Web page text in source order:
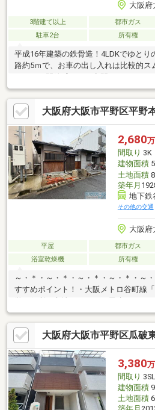
大阪府
3階建て以上 都市ガス
駐車2台
所有権
平成16年建築の鉄骨造！4LDKでゆとり
路約5ｍで、お車の出し入れは比較的ス
しめます！マイホームの購入は大きな
な買い物だからこそ不安がいっぱい。
客様の不安が解消されるまでトコトン
ること、知りたいことは全てお調べし
度でもお話をさせて頂きます。不動産
だからこそ見える点をお伝えさせて頂
急ぎ失敗したく無い方は当社までお問合
大阪府大阪市平野区平野
2,680
間取り 3K
建物面積
土地面積
築年月
地下鉄
その他の交通
大阪府
平屋 都市ガス
浴室乾燥機
所有権
～・＊・～・＊・～・＊・～・＊・～
すすめポイント！・大阪メトロ谷町線
で家事もしやすく、スムーズに動けま
校まで徒歩12分、大阪市立摂陽中学校
登下校も安心♪・IHコンロなのでお掃除
出ないので、小さなお子様も安心でき
【東証スタンダード上場企業】です。
ついては、ハウスフリーダムにお任せ
店舗前に大型駐車場を完備しております
大阪府大阪市平野区瓜破
3,380
間取り
建物面積
土地面積